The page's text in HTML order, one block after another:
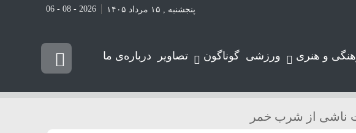
پنجشنبه , ۱۵ مرداد ۱۴۰۵ 2026 - 08 - 06
و هنری ورزشی گوناگون تصاویر درباره‌ی ما
ناشی از شرب خمر